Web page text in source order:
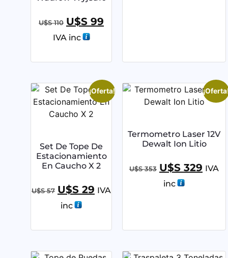
U$S110 U$S 99
IVA inc
¡Oferta!
Set De Tope De
Estacionamiento
En Caucho X 2
U$S57 U$S 29 IVA
inc
Termometro Laser 12V
Dewalt Ion Litio
U$S353 U$S 329 IVA
inc